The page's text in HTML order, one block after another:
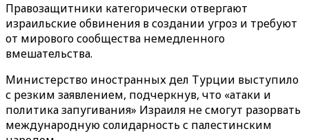
Правозащитники категорически отвергают
израильские обвинения в создании угроз и требуют
от мирового сообщества немедленного
вмешательства.
Министерство иностранных дел Турции выступило
с резким заявлением, подчеркнув, что «атаки и
политика запугивания» Израиля не смогут разорвать
международную солидарность с палестинским